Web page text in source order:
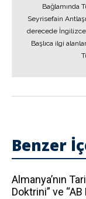
Bağlamında
Seyrisefain
derecede
Başlıca ilgi
Benzer
Almanya’nın
Doktrini” ve “AB